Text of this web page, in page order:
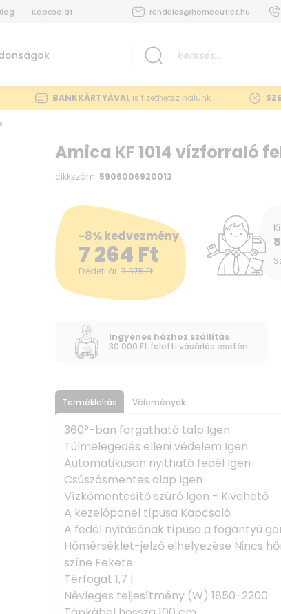
Kapcsolat rendeles@homeoutlet.hu
BANKKÁRTYÁVAL is fizethetsz nálunk
Amica KF 1014 vízforraló
cikkszám: 5906006920012
-8% kedvezmény
7 264 Ft
Eredeti ár: 7 875Ft
Ingyenes házhoz szállítás
30.000 Ft feletti vásárlás esetén
Termékleírás Vélemények
360°-ban forgatható talp Igen
Túlmelegedés elleni védelem Igen
Automatikusan nyitható fedél Igen
Csúszásmentes alap Igen
Vízkőmentesítő szűrő Igen - Kivehető
A kezelőpanel típusa Kapcsoló
A fedél nyitásának típusa a fogantyú
Hőmérséklet-jelző elhelyezése Nincs
színe Fekete
Térfogat 1,7 l
Névleges teljesítmény (W) 1850-2200